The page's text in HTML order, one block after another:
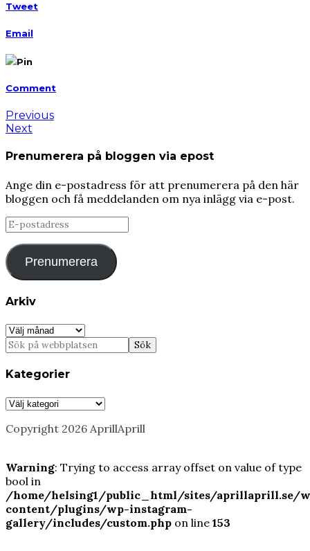
Tweet
Email
Pin
Comment
Previous
Next
Prenumerera på bloggen via epost
Ange din e-postadress för att prenumerera på den här
bloggen och få meddelanden om nya inlägg via e-post.
E-
postadress
Prenumerera
Arkiv
Arkiv
Kategorier
Kategorier
Copyright 2026 AprillAprill
Warning: Trying to access array offset on value of type
bool in
/home/helsing1/public_html/sites/aprillaprill.se/
content/plugins/wp-instagram-
gallery/includes/custom.php on line 153